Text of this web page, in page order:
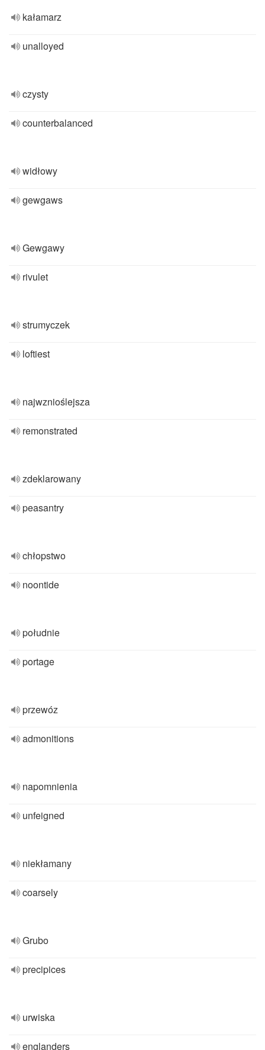
kałamarz
unalloyed
czysty
counterbalanced
widłowy
gewgaws
Gewgawy
rivulet
strumyczek
loftiest
najwznioślejsza
remonstrated
zdeklarowany
peasantry
chłopstwo
noontide
południe
portage
przewóz
admonitions
napomnienia
unfeigned
niekłamany
coarsely
Grubo
precipices
urwiska
englanders